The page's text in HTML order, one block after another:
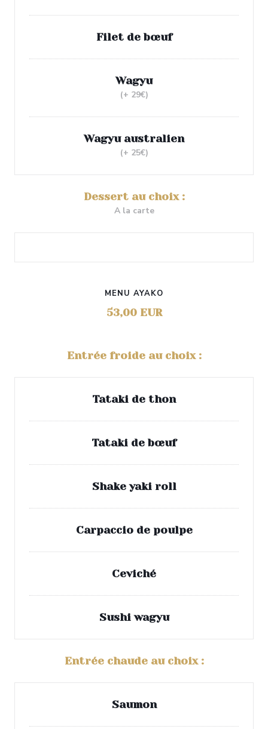
Filet de bœuf
Wagyu
(+ 29€)
Wagyu australien
(+ 25€)
Dessert au choix :
A la carte
MENU AYAKO
53,00 EUR
Entrée froide au choix :
Tataki de thon
Tataki de bœuf
Shake yaki roll
Carpaccio de poulpe
Ceviché
Sushi wagyu
Entrée chaude au choix :
Saumon